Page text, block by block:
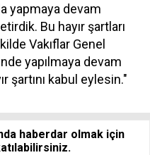
yapmaya devam
Bu hayır şartları
Vakıflar Genel
yapılmaya devam
şartını kabul eylesin."
haberdar olmak için